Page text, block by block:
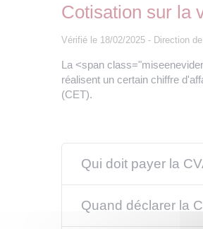
Cotisation sur la
Vérifié le 18/02/2025 - Direction
La <span
réalisent un certain chiffre
(CET).
Qui doit payer la
Quand déclarer la